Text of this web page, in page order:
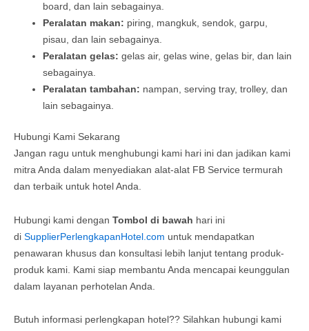
board, dan lain sebagainya.
Peralatan makan: piring, mangkuk, sendok, garpu,
pisau, dan lain sebagainya.
Peralatan gelas: gelas air, gelas wine, gelas bir, dan lain
sebagainya.
Peralatan tambahan: nampan, serving tray, trolley, dan
lain sebagainya.
Hubungi Kami Sekarang
Jangan ragu untuk menghubungi kami hari ini dan jadikan kami
mitra Anda dalam menyediakan alat-alat FB Service termurah
dan terbaik untuk hotel Anda.
Hubungi kami dengan Tombol di bawah hari ini
di SupplierPerlengkapanHotel.com untuk mendapatkan
penawaran khusus dan konsultasi lebih lanjut tentang produk-
produk kami. Kami siap membantu Anda mencapai keunggulan
dalam layanan perhotelan Anda.
Butuh informasi perlengkapan hotel?? Silahkan hubungi kami